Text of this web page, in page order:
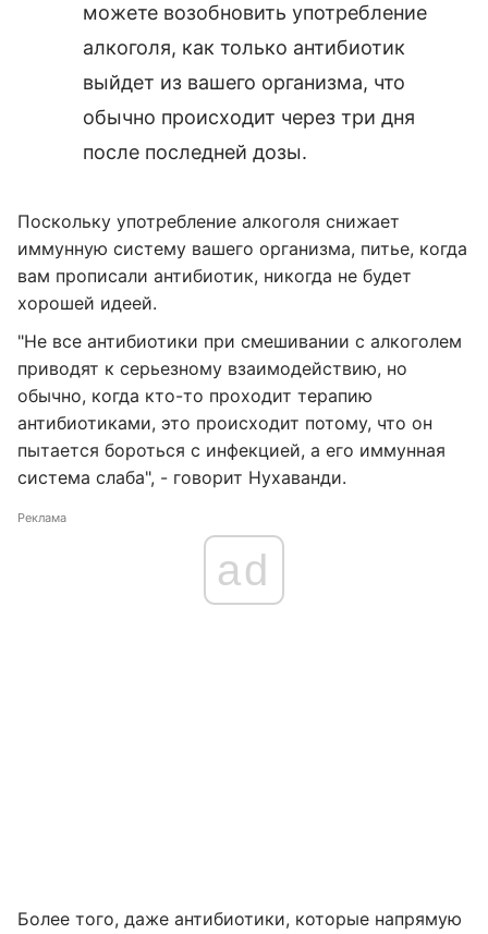
можете возобновить употребление
алкоголя, как только антибиотик
выйдет из вашего организма, что
обычно происходит через три дня
после последней дозы.
Поскольку употребление алкоголя снижает
иммунную систему вашего организма, питье, когда
вам прописали антибиотик, никогда не будет
хорошей идеей.
"Не все антибиотики при смешивании с алкоголем
приводят к серьезному взаимодействию, но
обычно, когда кто-то проходит терапию
антибиотиками, это происходит потому, что он
пытается бороться с инфекцией, а его иммунная
система слаба", - говорит Нухаванди.
Реклама
ad
Более того, даже антибиотики, которые напрямую